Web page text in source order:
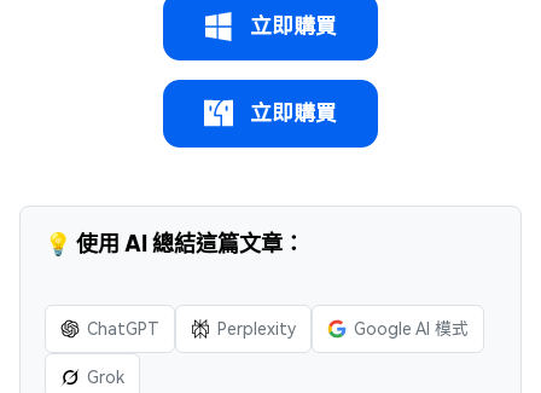
立即購買
立即購買
💡 使用 AI 總結這篇文章：
ChatGPT Perplexity Google AI 模式
Grok